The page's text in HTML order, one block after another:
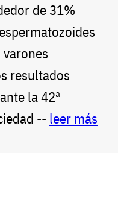
de 31%
resultados
la 42ª
-- leer más